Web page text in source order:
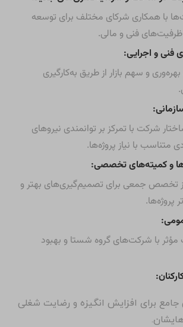
با همکاری شرکای مختلف برای توسعه
ظرفیت‌های فنی و مالی.
فنی و اجرایی:
و سهم بازار از طریق به‌کارگیری
شرکت با تمرکز بر توانمندی نیروهای
با نیاز پروژه‌ها.
و کمیته‌های تخصصی:
از تخصص جمعی برای تصمیم‌گیری‌های بهتر و
پروژه‌ها.
مؤثر با شرکت‌های گروه شستا و بهبود
جامع برای افزایش انگیزه و رضایت شغلی